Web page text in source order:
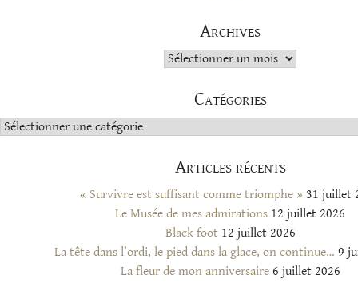
Archives
Archives
Catégories
Catégories
Articles récents
« Survivre est suffisant comme triomphe » 31 juillet
Le Musée de mes admirations 12 juillet 2026
Black foot 12 juillet 2026
La tête dans l’ordi, le pied dans la glace, on continue… 9
La fleur de mon anniversaire 6 juillet 2026